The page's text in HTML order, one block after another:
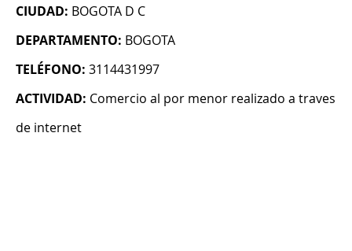
CIUDAD: BOGOTA D C
DEPARTAMENTO: BOGOTA
TELÉFONO: 3114431997
ACTIVIDAD: Comercio al por menor realizado a traves
de internet